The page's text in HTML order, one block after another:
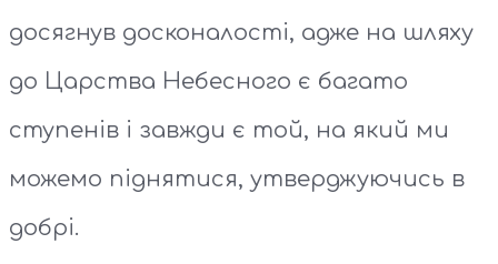
досягнув досконалості, адже на шляху
до Царства Небесного є багато
ступенів і завжди є той, на який ми
можемо піднятися, утверджуючись в
добрі.